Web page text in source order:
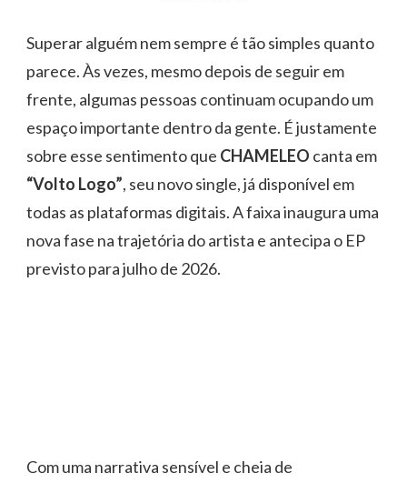
Superar alguém nem sempre é tão simples quanto
parece. Às vezes, mesmo depois de seguir em
frente, algumas pessoas continuam ocupando um
espaço importante dentro da gente. É justamente
sobre esse sentimento que CHAMELEO canta em
“Volto Logo”, seu novo single, já disponível em
todas as plataformas digitais. A faixa inaugura uma
nova fase na trajetória do artista e antecipa o EP
previsto para julho de 2026.
Com uma narrativa sensível e cheia de